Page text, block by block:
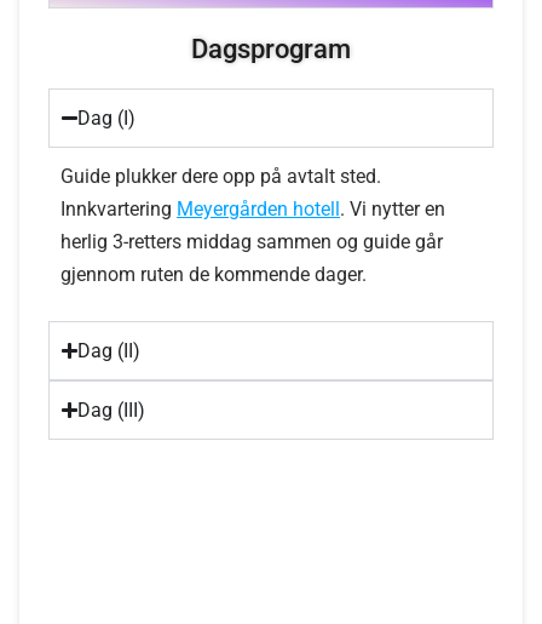
Dagsprogram
Dag (I)
Guide plukker dere opp på avtalt sted.
Innkvartering Meyergården hotell . Vi nytter en
herlig 3-retters middag sammen og guide går
gjennom ruten de kommende dager.
Dag (II)
Dag (III)